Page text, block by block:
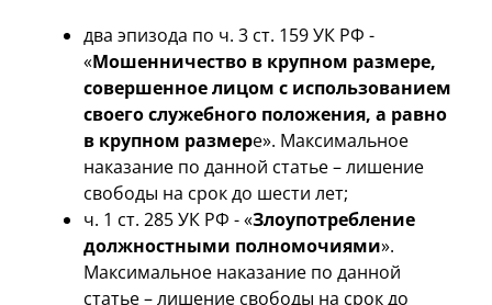
два эпизода по ч. 3 ст. 159 УК РФ -
«Мошенничество в крупном размере,
совершенное лицом с использованием
своего служебного положения, а равно
в крупном размере». Максимальное
наказание по данной статье – лишение
свободы на срок до шести лет;
ч. 1 ст. 285 УК РФ - «Злоупотребление
должностными полномочиями».
Максимальное наказание по данной
статье – лишение свободы на срок до